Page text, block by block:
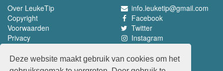
Deze website maakt gebruik van cookies om het
Over LeukeTip
Copyright
Voorwaarden
Privacy
info.leuketip@gmail.com
Facebook
Twitter
Instagram
Beleef het allerleukste